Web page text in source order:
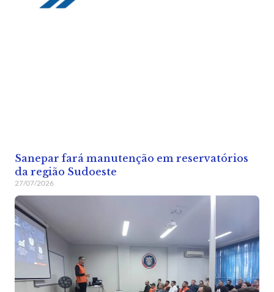
Sanepar fará manutenção em reservatórios
da região Sudoeste
27/07/2026